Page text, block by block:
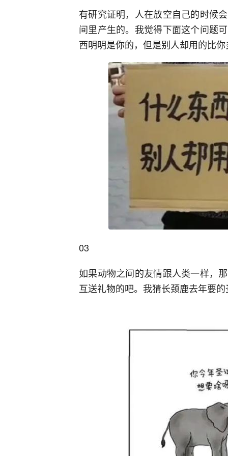
有研究证明，人在放空自己的时候
间里产生的。我觉得下面这个问题
西明明是你的，但是别人却用的比
03
如果动物之间的友情跟人类一样，
互送礼物的吧。我猜长颈鹿去年要